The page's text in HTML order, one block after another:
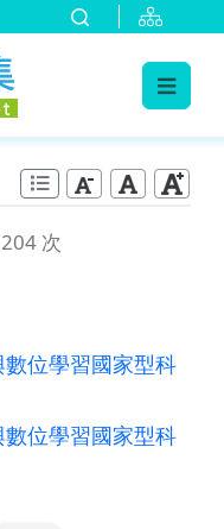
次
位學習國家型科
位學習國家型科